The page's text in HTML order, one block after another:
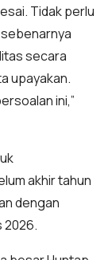
Tidak perlu
secara
upayakan.
ini,”
akhir tahun
dengan
2026.